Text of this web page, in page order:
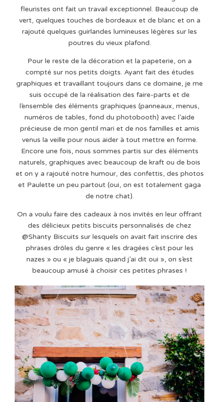
fleuristes ont fait un travail exceptionnel. Beaucoup de
vert, quelques touches de bordeaux et de blanc et on a
rajouté quelques guirlandes lumineuses légères sur les
poutres du vieux plafond.
Pour le reste de la décoration et la papeterie, on a
compté sur nos petits doigts. Ayant fait des études
graphiques et travaillant toujours dans ce domaine, je me
suis occupé de la réalisation des faire-parts et de
l’ensemble des éléments graphiques (panneaux, menus,
numéros de tables, fond du photobooth) avec l’aide
précieuse de mon gentil mari et de nos familles et amis
venus la veille pour nous aider à tout mettre en forme.
Encore une fois, nous sommes partis sur des éléments
naturels, graphiques avec beaucoup de kraft ou de bois
et on y a rajouté notre humour, des confettis, des photos
et Paulette un peu partout (oui, on est totalement gaga
de notre chat).
On a voulu faire des cadeaux à nos invités en leur offrant
des délicieux petits biscuits personnalisés de chez
@Shanty Biscuits sur lesquels on avait fait inscrire des
phrases drôles du genre « les dragées c’est pour les
nazes » ou « je blaguais quand j’ai dit oui », on s’est
beaucoup amusé à choisir ces petites phrases !